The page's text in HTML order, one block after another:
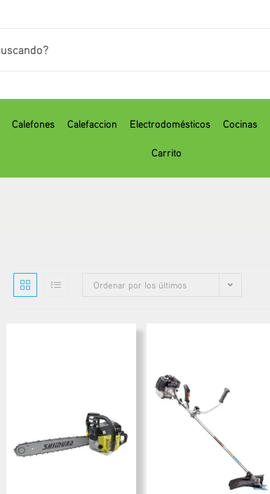
Calefones Calefaccion Electrodomésticos Cocinas
Carrito
Ordenar por los últimos